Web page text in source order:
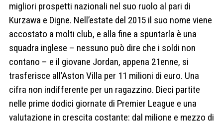
migliori prospetti nazionali nel suo ruolo al pari di
Kurzawa e Digne. Nell’estate del 2015 il suo nome viene
accostato a molti club, e alla fine a spuntarla è una
squadra inglese – nessuno può dire che i soldi non
contano – e il giovane Jordan, appena 21enne, si
trasferisce all’Aston Villa per 11 milioni di euro. Una
cifra non indifferente per un ragazzino. Dieci partite
nelle prime dodici giornate di Premier League e una
valutazione in crescita costante: dal milione e mezzo di